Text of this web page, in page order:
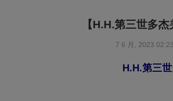
【H.H.第三世多
7 6 月, 2023
H.H.第三